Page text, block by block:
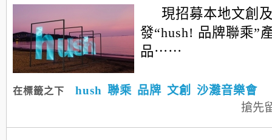
現招募本地文創
發“hush! 品牌聯乘”
品⋯⋯
在標籤之下 hush 聯乘 品牌 文創
沙灘音樂會
搶先